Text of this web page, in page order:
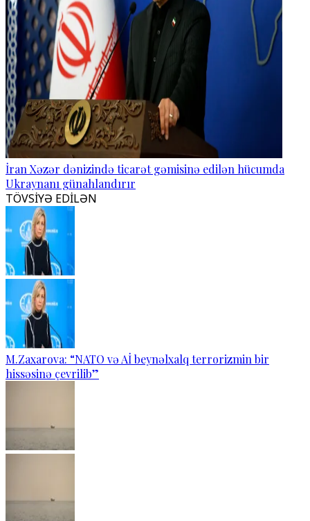
İran Xəzər dənizində ticarət gəmisinə edilən hücumda
Ukraynanı günahlandırır
TÖVSİYƏ EDİLƏN
M.Zaxarova: “NATO və Aİ beynəlxalq terrorizmin bir
hissəsinə çevrilib”